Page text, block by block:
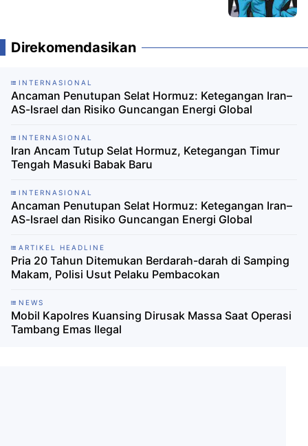
Direkomendasikan
INTERNASIONAL
Ancaman Penutupan Selat Hormuz: Ketegangan Iran–
AS-Israel dan Risiko Guncangan Energi Global
INTERNASIONAL
Iran Ancam Tutup Selat Hormuz, Ketegangan Timur
Tengah Masuki Babak Baru
INTERNASIONAL
Ancaman Penutupan Selat Hormuz: Ketegangan Iran–
AS-Israel dan Risiko Guncangan Energi Global
ARTIKEL HEADLINE
Pria 20 Tahun Ditemukan Berdarah-darah di Samping
Makam, Polisi Usut Pelaku Pembacokan
NEWS
Mobil Kapolres Kuansing Dirusak Massa Saat Operasi
Tambang Emas Ilegal